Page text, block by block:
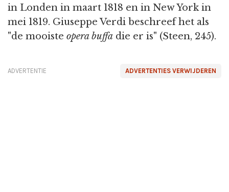
in Londen in maart 1818 en in New York in
mei 1819. Giuseppe Verdi beschreef het als
"de mooiste opera buffa die er is" (Steen, 245).
ADVERTENTIES VERWIJDEREN
ADVERTENTIE